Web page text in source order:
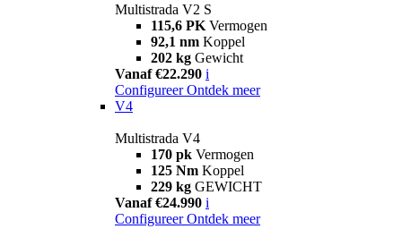
Multistrada V2 S
115,6 PK Vermogen
92,1 nm Koppel
202 kg Gewicht
Vanaf €22.290 i
Configureer Ontdek meer
V4
Multistrada V4
170 pk Vermogen
125 Nm Koppel
229 kg GEWICHT
Vanaf €24.990 i
Configureer Ontdek meer